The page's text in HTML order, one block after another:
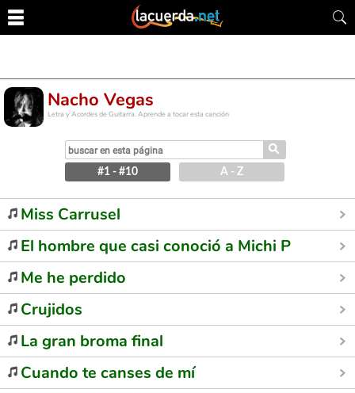
Nacho Vegas
Letra y Acordes de Guitarra. Aprende a tocar esta canción
⚲
#1 - #10 A - Z
Miss Carrusel
El hombre que casi conoció a Michi Panero
Me he perdido
Crujidos
La gran broma final
Cuando te canses de mí